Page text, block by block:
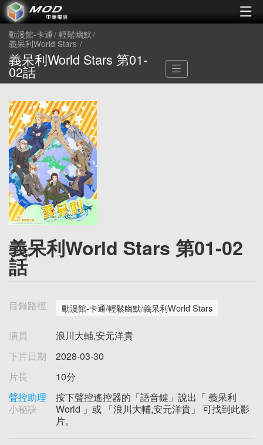
動漫館-卡通 輕鬆幽默
義呆利World Stars
義呆利World Stars 第01-
02話
義呆利World Stars 第01-02
話
目錄路徑 動漫館-卡通/輕鬆幽默/義呆利World Stars
演員
浪川大輔,安元洋貴
下片日期
2028-03-30
片長
10分
聲控助理
小秘訣
按下聲控遙控器的「語音鍵」說出「 義呆利
World 」或 「浪川大輔,安元洋貴」 可找到此影
片。